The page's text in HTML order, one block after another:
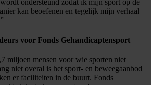
ondersteund zodat ik mijn sport op de
kan beoefenen en tegelijk mijn verhaal
voor Fonds Gehandicaptensport
miljoen mensen voor wie sporten niet
niet overal is het sport- en beweegaanbod
er faciliteiten in de buurt. Fonds